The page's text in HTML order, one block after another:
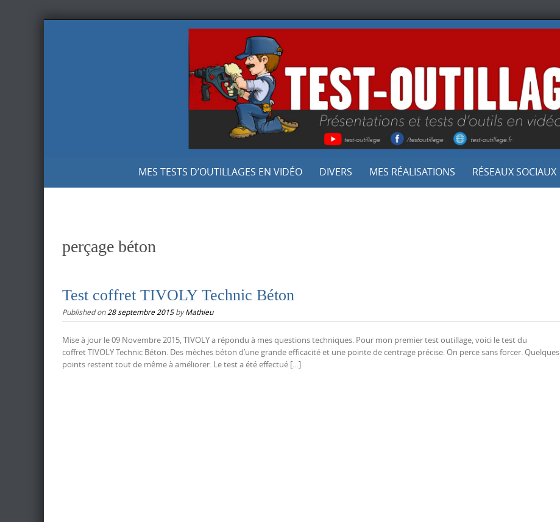
MES TESTS D’OUTILLAGES EN VIDÉO DIVERS MES RÉALISATIONS RÉSEAUX SOCIAUX
perçage béton
Test coffret TIVOLY Technic Béton
Published on28 septembre 2015byMathieu
Mise à jour le 09 Novembre 2015, TIVOLY a répondu à mes questions techniques. Pour mon premier test outillage, voici le test du
coffret TIVOLY Technic Béton. Des mèches béton d’une grande efficacité et une pointe de centrage précise. On perce sans forcer. Quelques
points restent tout de même à améliorer. Le test a été effectué […]